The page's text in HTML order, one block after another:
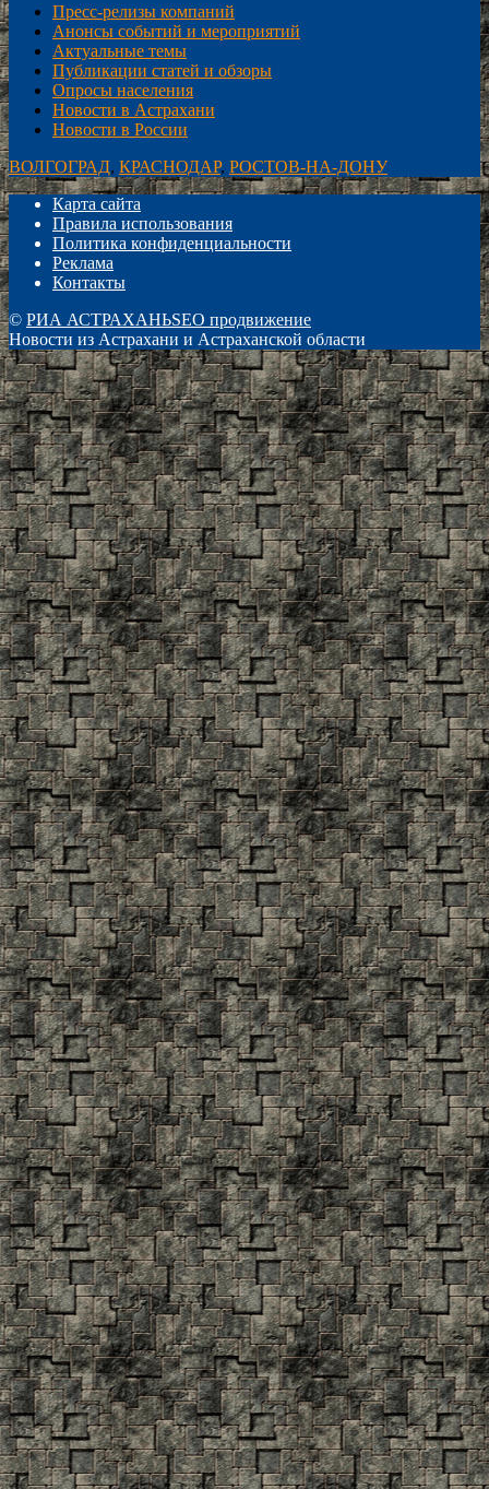
Пресс-релизы компаний
Анонсы событий и мероприятий
Актуальные темы
Публикации статей и обзоры
Опросы населения
Новости в Астрахани
Новости в России
ВОЛГОГРАД, КРАСНОДАР, РОСТОВ-НА-ДОНУ
Карта сайта
Правила использования
Политика конфиденциальности
Реклама
Контакты
© РИА АСТРАХАНЬSEO продвижение
Новости из Астрахани и Астраханской области